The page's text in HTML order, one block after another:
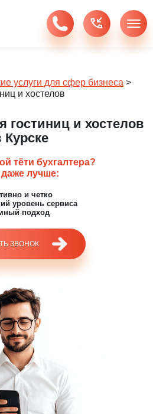
услуги для сфер бизнеса >
и хостелов
гостиниц и хостелов
Курске
тёти бухгалтера?
лучше:
и четко
уровень сервиса
подход
ЗВОНОК